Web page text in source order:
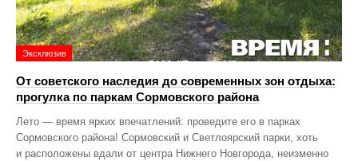
Эксклюзив
От советского наследия до современных зон отдыха:
прогулка по паркам Сормовского района
Лето — время ярких впечатлений: проведите его в парках
Сормовского района! Сормовский и Светлоярский парки, хоть
и расположены вдали от центра Нижнего Новгорода, неизменно